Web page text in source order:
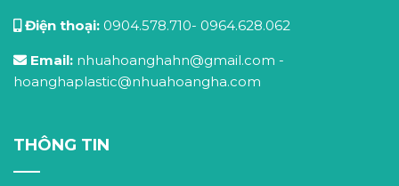
Điện thoại: 0904.578.710- 0964.628.062
Email: nhuahoanghahn@gmail.com -
hoanghaplastic@nhuahoangha.com
THÔNG TIN